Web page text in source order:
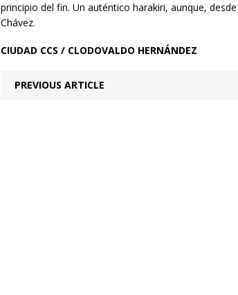
principio del fin. Un auténtico harakiri, aunque,
Chávez.
CIUDAD CCS / CLODOVALDO HERNÁNDEZ
PREVIOUS ARTICLE